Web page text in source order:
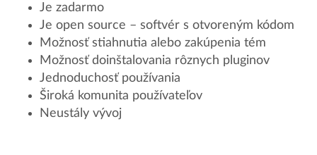
Je zadarmo
Je open source – softvér s otvoreným kódom
Možnosť stiahnutia alebo zakúpenia tém
Možnosť doinštalovania rôznych pluginov
Jednoduchosť používania
Široká komunita používateľov
Neustály vývoj